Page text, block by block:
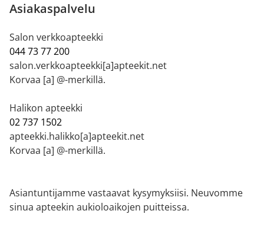
Asiakaspalvelu
Salon verkkoapteekki
044 73 77 200
salon.verkkoapteekki[a]apteekit.net
Korvaa [a] @-merkillä.
Halikon apteekki
02 737 1502
apteekki.halikko[a]apteekit.net
Korvaa [a] @-merkillä.
Asiantuntijamme vastaavat kysymyksiisi. Neuvomme
sinua apteekin aukioloaikojen puitteissa.